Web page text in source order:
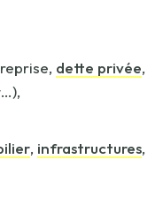
dette privée,
, infrastructures,